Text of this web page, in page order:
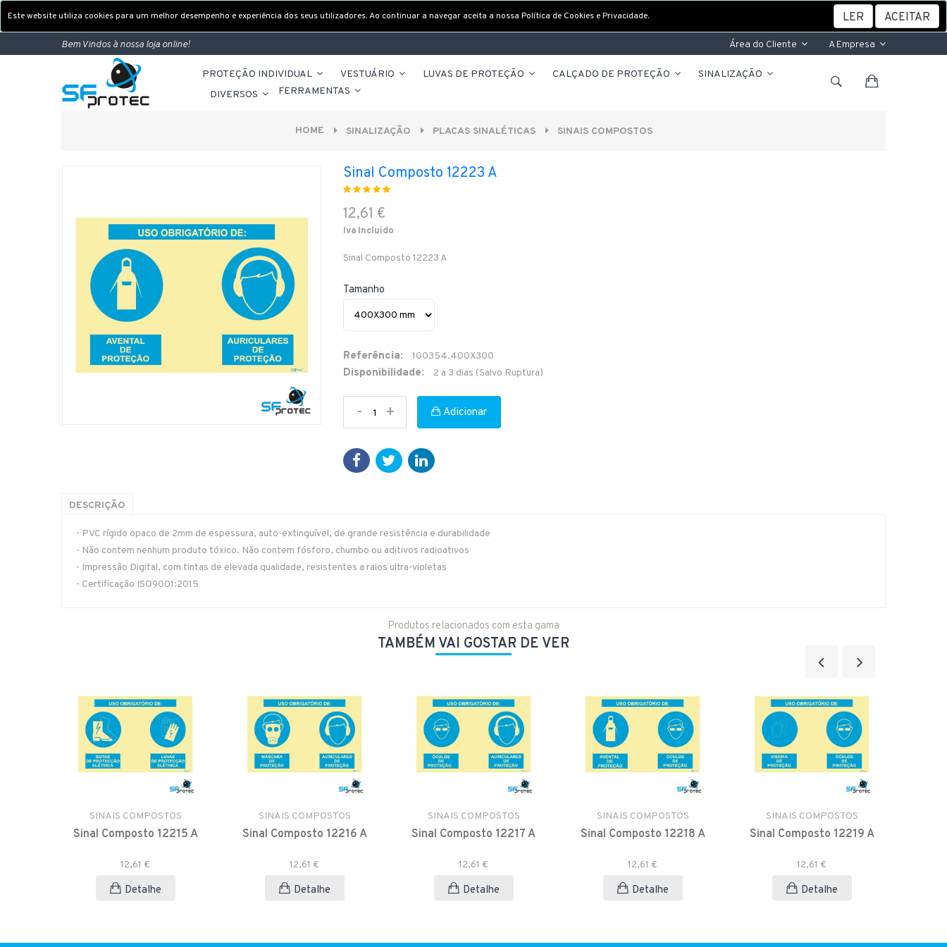
Este website utiliza cookies para um melhor desempenho e experiência dos seus utilizadores. Ao continuar a navegar aceita a nossa Política de Cookies e Privacidade. LER ACEITAR
Bem Vindos à nossa loja online! Área do Cliente A Empresa
PROTEÇÃO INDIVIDUAL VESTUÁRIO LUVAS DE PROTEÇÃO CALÇADO DE PROTEÇÃO
SINALIZAÇÃO
DIVERSOS
FERRAMENTAS
HOME SINALIZAÇÃO PLACAS SINALÉTICAS SINAIS COMPOSTOS
Sinal Composto 12223 A
12,61 €
Iva Incluido
Sinal Composto 12223 A
Tamanho
Referência: 100354.400X300
Disponibilidade: 2 a 3 dias (Salvo Ruptura)
- + Adicionar
DESCRIÇÃO
- PVC rígido opaco de 2mm de espessura, auto-extinguível, de grande resistência e durabilidade
- Não contem nenhum produto tóxico. Não contem fósforo, chumbo ou aditivos radioativos
- Impressão Digital, com tintas de elevada qualidade, resistentes a raios ultra-violetas
- Certificação ISO9001:2015
Produtos relacionados com esta gama
TAMBÉM VAI GOSTAR DE VER
SINAIS COMPOSTOS
Sinal Composto 12215 A
12,61 €
Detalhe
SINAIS COMPOSTOS
Sinal Composto 12216 A
12,61 €
Detalhe
SINAIS COMPOSTOS
Sinal Composto 12217 A
12,61 €
Detalhe
SINAIS COMPOSTOS
Sinal Composto 12218 A
12,61 €
Detalhe
SINAIS COMPOSTOS
Sinal Composto 12219 A
12,61 €
Detalhe